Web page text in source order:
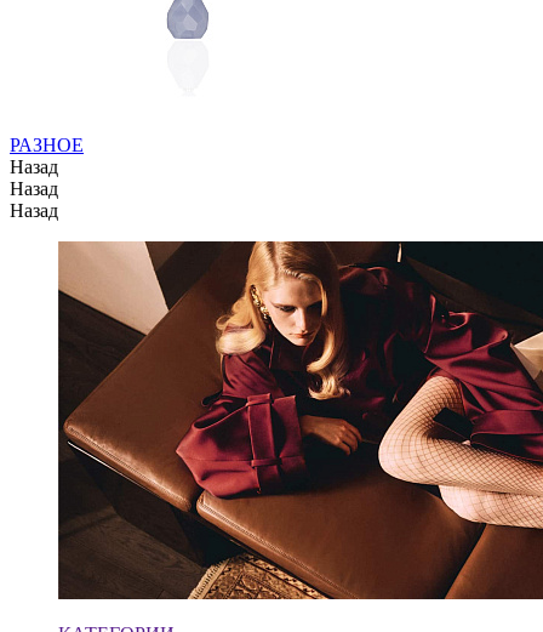
РАЗНОЕ
Назад
Назад
Назад